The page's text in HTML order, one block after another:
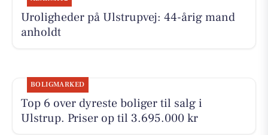
Uroligheder på Ulstrupvej: 44-årig mand
anholdt
BOLIGMARKED
Top 6 over dyreste boliger til salg i
Ulstrup. Priser op til 3.695.000 kr